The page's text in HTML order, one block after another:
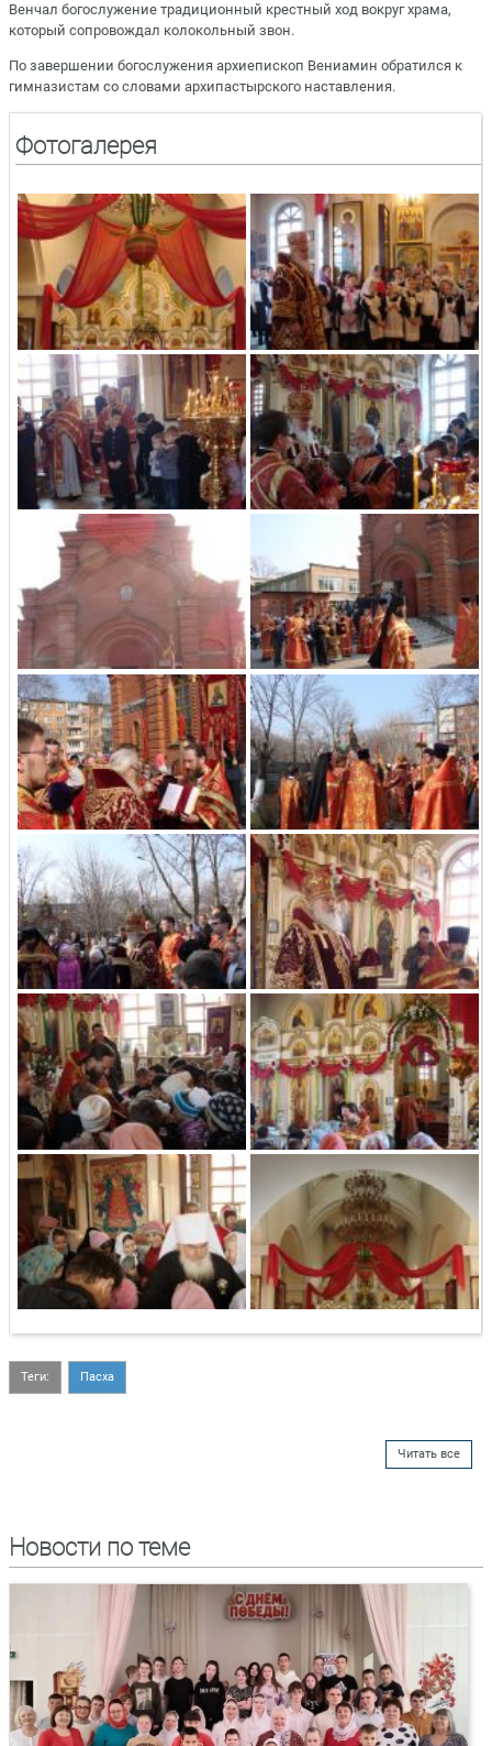
Венчал богослужение традиционный крестный ход вокруг храма,
который сопровождал колокольный звон.
По завершении богослужения архиепископ Вениамин обратился к
гимназистам со словами архипастырского наставления.
Фотогалерея
Теги: Пасха
Читать все
Новости по теме